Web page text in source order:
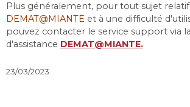
Plus généralement, pour tout sujet
DEMAT@MIANTE et à une difficulté
pouvez contacter le service support via
d'assistance DEMAT@MIANTE.
23/03/2023